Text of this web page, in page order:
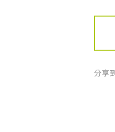
分享